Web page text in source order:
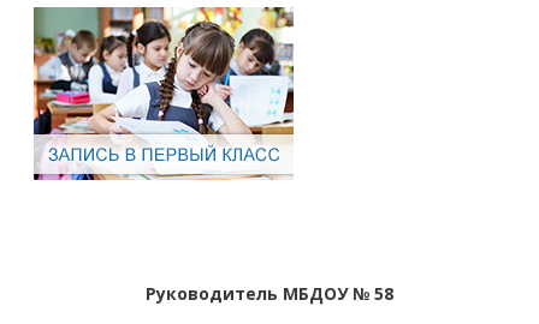
Руководитель МБДОУ № 58